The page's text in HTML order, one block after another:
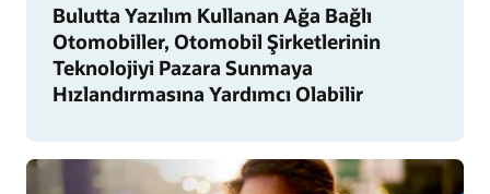
Bulutta Yazılım Kullanan Ağa Bağlı
Otomobiller, Otomobil Şirketlerinin
Teknolojiyi Pazara Sunmaya
Hızlandırmasına Yardımcı Olabilir